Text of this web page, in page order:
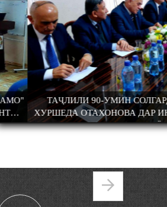
ЯК ХАЛҚ САДРИДДИН АЙНӢ
ТАҶЛИЛИ 90-УМИН СОЛГАРДИ
ХУРШЕДА ОТАХОНОВА ДАР
ВА АДАБИЁТ
Pages